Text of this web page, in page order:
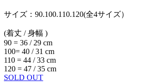
サイズ：90.100.110.120(全4サイズ）
(着丈 / 身幅 )
90 = 36 / 29 cm
100= 40 / 31 cm
110 = 44 / 33 cm
120 = 47 / 35 cm
SOLD OUT